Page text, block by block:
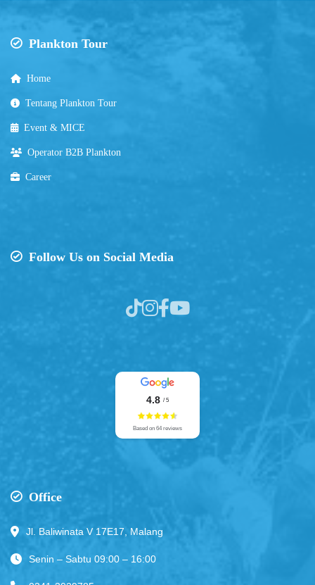
Plankton Tour
Home
Tentang Plankton Tour
Event & MICE
Operator B2B Plankton
Career
Follow Us on Social Media
4.8 / 5
Based on 64 reviews
Office
Jl. Baliwinata V 17E17, Malang
Senin – Sabtu 09:00 – 16:00